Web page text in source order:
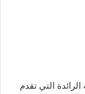
التي تقدم